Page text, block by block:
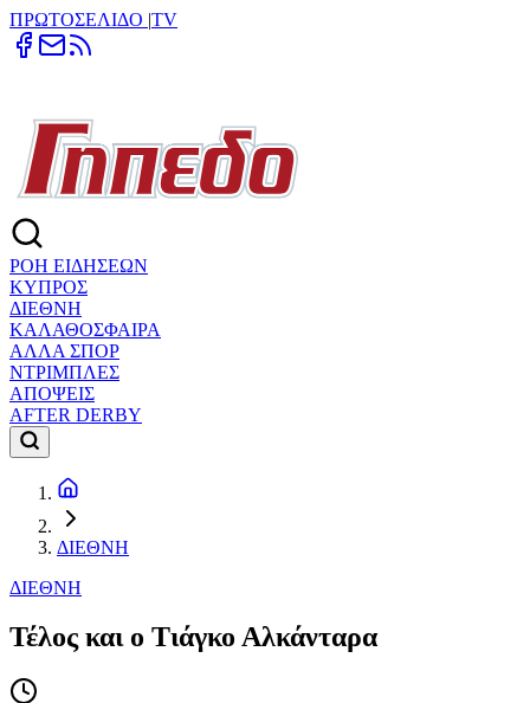
ΠΡΩΤΟΣΕΛΙΔΟ |TV
ΡΟΗ ΕΙΔΗΣΕΩΝ
ΚΥΠΡΟΣ
ΔΙΕΘΝΗ
ΚΑΛΑΘΟΣΦΑΙΡΑ
ΑΛΛΑ ΣΠΟΡ
ΝΤΡΙΜΠΛΕΣ
ΑΠΟΨΕΙΣ
AFTER DERBY
ΔΙΕΘΝΗ
ΔΙΕΘΝΗ
Τέλος και ο Τιάγκο Αλκάνταρα